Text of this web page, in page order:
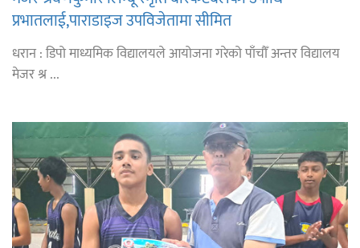
प्रभातलाई,पाराडाइज उपविजेतामा सीमित
धरान : डिपो माध्यमिक विद्यालयले आयोजना गरेको पाँचौँ अन्तर विद्यालय
मेजर श्र ...